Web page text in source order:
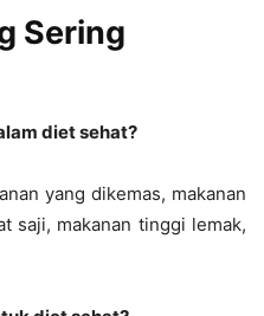
Sering
diet sehat?
yang dikemas, makanan
saji, makanan tinggi lemak,